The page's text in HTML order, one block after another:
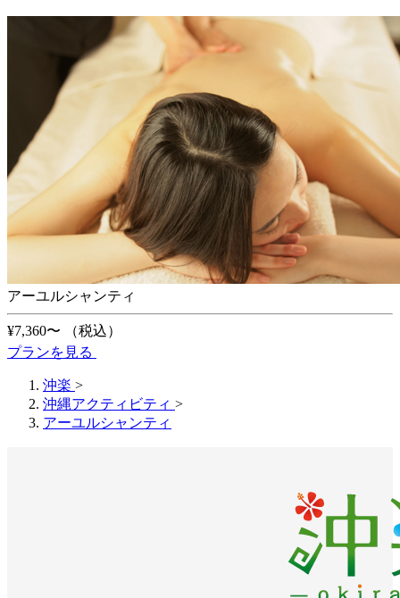
アーユルシャンティ
¥7,360〜
（税込）
プランを見る
沖楽 >
沖縄アクティビティ >
アーユルシャンティ